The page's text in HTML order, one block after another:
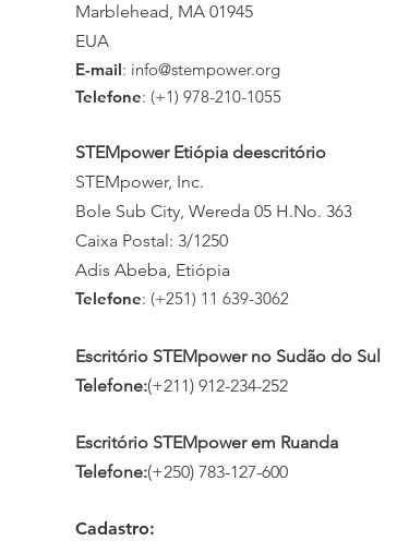
Marblehead, MA 01945
EUA
E-mail: info@stempower.org
Telefone: (+1) 978-210-1055
STEMpower Etiópia deescritório
STEMpower, Inc.
Bole Sub City, Wereda 05 H.No. 363
Caixa Postal: 3/1250
Adis Abeba, Etiópia
Telefone: (+251) 11 639-3062
Escritório STEMpower no Sudão do Sul
Telefone:(+211) 912-234-252
Escritório STEMpower em Ruanda
Telefone:(+250) 783-127-600
Cadastro: